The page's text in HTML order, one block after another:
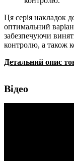
Ця серія накладок
оптимальний
забезпечуючи
контролю, а також
Детальний опис
Відео